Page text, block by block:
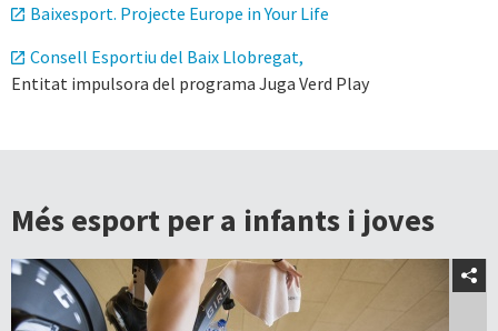
Baixesport. Projecte Europe in Your Life
Consell Esportiu del Baix Llobregat,
Entitat impulsora del programa Juga Verd Play
Més esport per a infants i joves